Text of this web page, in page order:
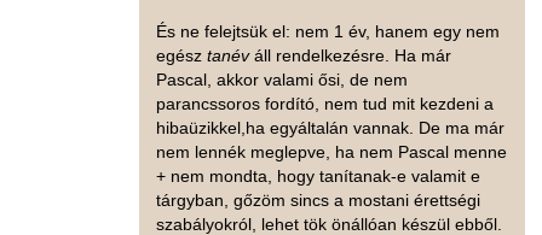
És ne felejtsük el: nem 1 év, hanem egy nem
egésztanéváll rendelkezésre. Ha már
Pascal, akkor valami ősi, de nem
parancssoros fordító, nem tud mit kezdeni a
hibaüzikkel,ha egyáltalán vannak. De ma már
nem lennék meglepve, ha nem Pascal menne
+ nem mondta, hogy tanítanak-e valamit e
tárgyban, gőzöm sincs a mostani érettségi
szabályokról, lehet tök önállóan készül ebből.